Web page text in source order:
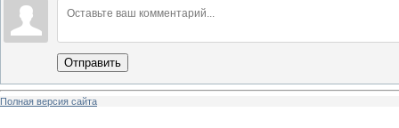
Отправить
Полная версия сайта